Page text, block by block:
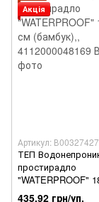
Акція
Артикул: В00327427
ТЕП
простирадло
"WATERPROOF"
(бамбук),,
435.92 грн/уп.